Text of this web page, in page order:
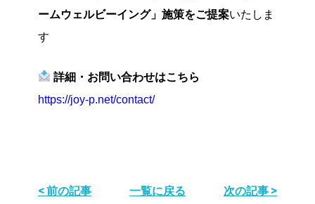
ームウェルビーイング」施策をご提案いたしま
す
詳細・お問い合わせはこちら
https://joy-p.net/contact/
< 前の記事 一覧に戻る 次の記事 >